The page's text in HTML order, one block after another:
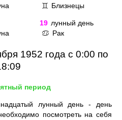
♊ Близнецы
19 лунный день
♋ Рак
1952 года с 0:00 по
период
лунный день - день
посмотреть на себя